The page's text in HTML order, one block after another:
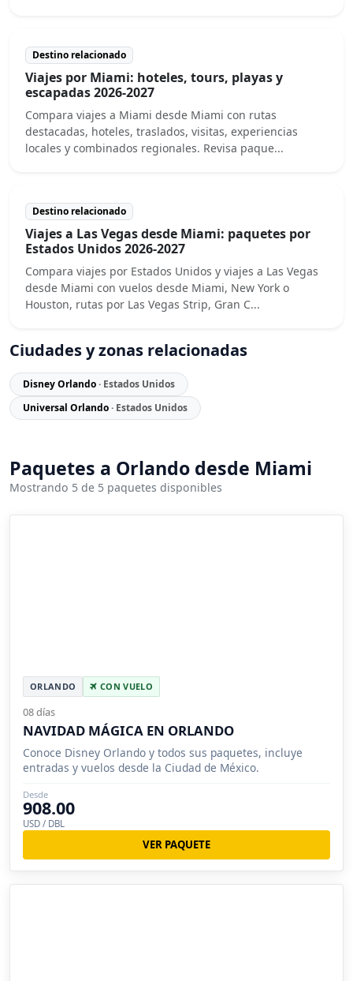
Destino relacionado
Viajes por Miami: hoteles, tours, playas y
escapadas 2026-2027
Compara viajes a Miami desde Miami con rutas
destacadas, hoteles, traslados, visitas, experiencias
locales y combinados regionales. Revisa paque...
Destino relacionado
Viajes a Las Vegas desde Miami: paquetes por
Estados Unidos 2026-2027
Compara viajes por Estados Unidos y viajes a Las Vegas
desde Miami con vuelos desde Miami, New York o
Houston, rutas por Las Vegas Strip, Gran C...
Ciudades y zonas relacionadas
Disney Orlando· Estados Unidos
Universal Orlando· Estados Unidos
Paquetes a Orlando desde Miami
Mostrando 5 de 5 paquetes disponibles
ORLANDO CON VUELO
08 días
NAVIDAD MÁGICA EN ORLANDO
Conoce Disney Orlando y todos sus paquetes, incluye
entradas y vuelos desde la Ciudad de México.
Desde
908.00
USD / DBL
VER PAQUETE